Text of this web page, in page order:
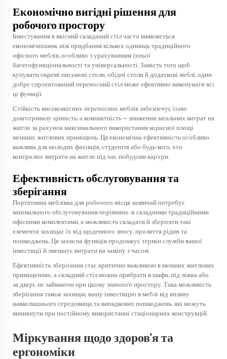
Економічно вигідні рішення для
робочого простору
Інвестування в якісний складаний стіл часто виявляється
економічнішим, ніж придбання кількох одиниць традиційного
офісного меблів, особливо з урахуванням їхньої
багатофункціональності та універсальності. Замість того щоб
купувати окремі письмові столи, обідні столи й додаткові меблі, один
добре спроектований переносний стіл може ефективно виконувати всі
ці функції.
Стійкість високоякісних переносних меблів забезпечує їхню
довготривалу цінність, а компактність — зниження загальних витрат на
житло за рахунок максимального використання корисної площі
менших житлових приміщень. Ця економічна ефективність особливо
важлива для молодих фахівців, студентів або будь-кого, хто
контролює витрати на житло під час побудови кар’єри.
Ефективність обслуговування та
зберігання
Портативна меблівка для робочого місця зазвичай потребує
мінімального обслуговування порівняно зі складними традиційними
офісними комплектами, а можливість складати й зберігати такі
елементи захищає їх від щоденного зносу, пролиття рідин та
пошкоджень. Ця захисна функція продовжує термін служби вашої
інвестиції й зменшує витрати на заміну з часом.
Ефективність зберігання стає критично важливою в менших житлових
приміщеннях, а складний стіл можна прибрати в шафи, під ліжка або
за двері, не займаючи при цьому значного простору. Така можливість
зберігання також захищає вашу інвестицію в меблі від впливу
навколишнього середовища та випадкових пошкоджень, які можуть
виникнути при постійному використанні стаціонарних конструкцій.
Міркування щодо здоров'я та
ергономіки